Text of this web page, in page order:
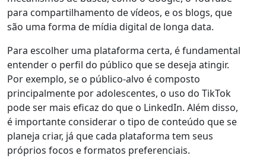
para compartilhamento de vídeos, e os blogs, que
são uma forma de mídia digital de longa data.
Para escolher uma plataforma certa, é fundamental
entender o perfil do público que se deseja atingir.
Por exemplo, se o público-alvo é composto
principalmente por adolescentes, o uso do TikTok
pode ser mais eficaz do que o LinkedIn. Além disso,
é importante considerar o tipo de conteúdo que se
planeja criar, já que cada plataforma tem seus
próprios focos e formatos preferenciais.